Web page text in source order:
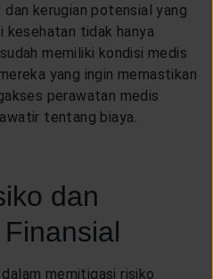
kerugian potensial yang
kesehatan tidak hanya
memiliki kondisi medis
yang ingin memastikan
perawatan medis
tentang biaya.
dan
memitigasi risiko